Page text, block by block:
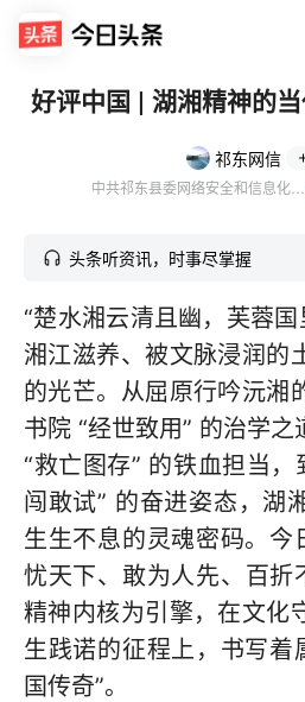
好评中国 | 湖湘精神的
祁东网信
中共祁东县委网络安全和信息化委员会办公室官方账号
头条听资讯，时事尽掌握
“楚水湘云清且幽，芙蓉
湘江滋养、被文脉浸润的
的光芒。从屈原行吟沅湘
书院 “经世致用” 的治学
“救亡图存” 的铁血担当
闯敢试” 的奋进姿态，湖
生生不息的灵魂密码。今
忧天下、敢为人先、百折
精神内核为引擎，在文化
生践诺的征程上，书写着
国传奇”。